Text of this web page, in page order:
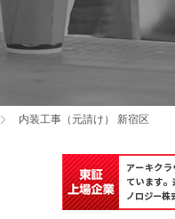
内装工事（元請け） 新宿区